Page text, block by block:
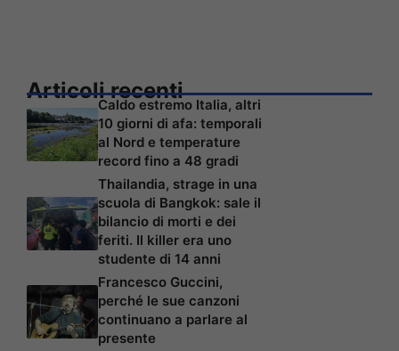
Articoli recenti
Caldo estremo Italia, altri
10 giorni di afa: temporali
al Nord e temperature
record fino a 48 gradi
Thailandia, strage in una
scuola di Bangkok: sale il
bilancio di morti e dei
feriti. Il killer era uno
studente di 14 anni
Francesco Guccini,
perché le sue canzoni
continuano a parlare al
presente